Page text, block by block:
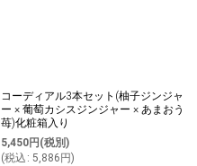
コーディアル3本セット(柚子ジンジャ
ー × 葡萄カシスジンジャー × あまおう
苺)化粧箱入り
5,450円 (税別)
(税込 : 5,886 円)